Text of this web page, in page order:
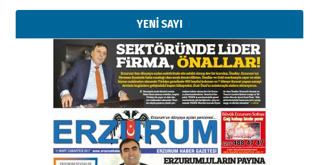
YENİ SAYI
Kenan GÜLERCİ
Murat Şahsuvaroğlu ERKON’da
çıtayı yukarı taşırken,
yönetimdekiler aşağı
çekmemeli!
17 Şubat 2026 SalıOrhan BOZKURT
Bir fotoğraf, bir şehir, bir
gazeteci… Dizginler kimin
elinde?
31 Mart 2026 Salı